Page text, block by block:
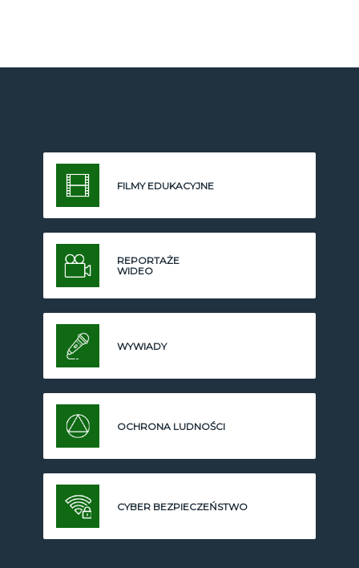
FILMY EDUKACYJNE
REPORTAŻE
WIDEO
WYWIADY
OCHRONA LUDNOŚCI
CYBER BEZPIECZEŃSTWO